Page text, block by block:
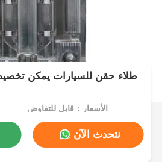
طلاء حقن للسيارات يمكن
الأسعار：قابل للتفاوض
نتحدث الآن